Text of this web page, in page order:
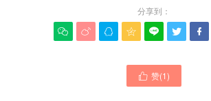
分享到：
      
 赞(1)